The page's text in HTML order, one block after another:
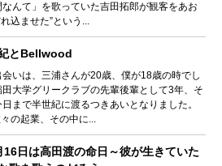
んて」を歌っていた吉田拓郎が観客をあお
込ませた”という...
とBellwood
いは、三浦さんが20歳、僕が18歳の時でし
大学グリークラブの先輩後輩として3年、そ
まで半世紀に渡るつきあいとなりました。
の起業、その中に...
16日は高田渡の命日～彼が生きていた